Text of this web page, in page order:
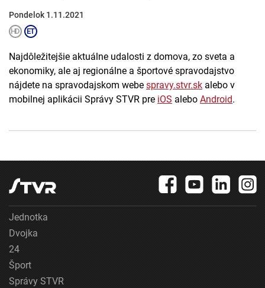
Pondelok 1.11.2021
Najdôležitejšie aktuálne udalosti z domova, zo sveta a
ekonomiky, ale aj regionálne a športové spravodajstvo
nájdete na spravodajskom webe spravy.stvr.sk alebo v
mobilnej aplikácii Správy STVR pre iOS alebo Android.
Jednotka
Dvojka
24
Šport
Správy STVR